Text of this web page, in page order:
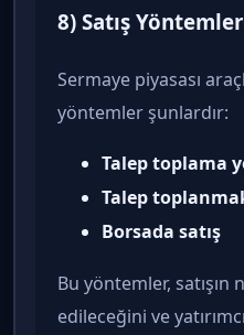
8) Satış
Sermaye piyasası
yöntemler şunlardır:
Talep toplama
Talep
Borsada satış
Bu yöntemler, satışın
edileceğini ve